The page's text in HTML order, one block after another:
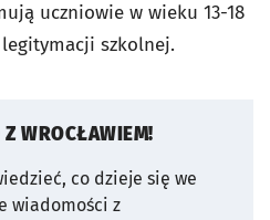
uczniowie w wieku 13-18
szkolnej.
Z WROCŁAWIEM!
co dzieje się we
wiadomości z